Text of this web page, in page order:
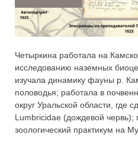
Четыркина работала на
исследованию наземных
изучала динамику фауны р.
половодья; работала в
округ Уральской области, где
Lumbricidae (дождевой
зоологический практикум на